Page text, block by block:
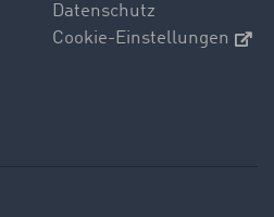
Datenschutz
Cookie-Einstellungen